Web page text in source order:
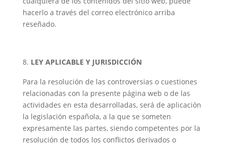
hacerlo a través del correo electrónico arriba
reseñado.
LEY APLICABLE Y JURISDICCIÓN
Para la resolución de las controversias o cuestiones
relacionadas con la presente página web o de las
actividades en esta desarrolladas, será de aplicación
la legislación española, a la que se someten
expresamente las partes, siendo competentes por la
resolución de todos los conflictos derivados o